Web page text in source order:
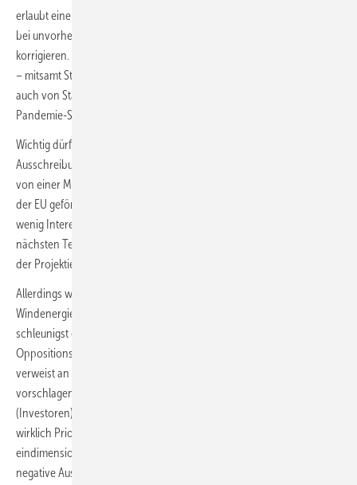
erlaubt eine zusätzliche Verordnungsermächtigung, die Höchstwerte
bei unvorhergesehenen Marktentwicklungen sogar nach oben zu
korrigieren. Ursachen für diese Probleme sind der Krieg in der Ukraine
– mitsamt Stopp von Rohstoffimporten zur Energiegewinnung oder
auch von Stahl – sowie globale Wirtschaftsstreitigkeiten und Corona-
Pandemie-Schutzvorkehrungen.
Wichtig dürfte daher sein, dass die endogene Mengensteuerung der
Ausschreibungsvolumen durch die Bundesnetzagentur (BNetzA) sich
von einer Muss- in eine Kannbestimmung umwandeln soll. Diese von
der EU geförderte Regelung sah bisher vor, dass die BNetzA bei zu
wenig Interesse der Investoren an einer Ausschreibungsrunde den
nächsten Tender verkleinern musste. Sie sollte so den Wettbewerb
der Projektierer stärken.
Allerdings weiß auch die Bundesregierung, dass sie die bei Onshore-
Windenergie-Projekten in Deutschland zögerlichen Investoren
schleunigst gewinnen muss. Kurz vor Verlinden ist
Oppositionspolitiker Klaus Ernst am Rednerpult. Der Linke-Politiker
verweist an Habeck gewandt auf ein Dilemma: „Alles, was Sie
vorschlagen, erfordert ein Höchstmaß an Investitionen der Privaten
(Investoren)“. Insofern die Energiewende für die Bundesregierung
wirklich Priorität habe, müsse die Wirtschaftspolitik auf
eindimensionale Handlungen gegen Russland verzichten und
negative Auswirkungen auf das Investorenverhalten im Blick behalten.